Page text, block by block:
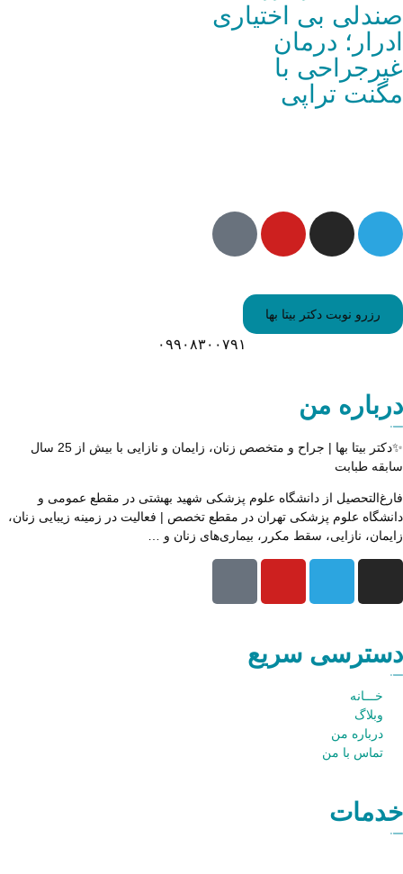
بی اختیاری
درمان
با
تراپی
رزرو نوبت دکتر بیتا بها
۰۹۹۰۸۳۰۰۷۹۱
من
بیتا بها |
جراح و متخصص زنان، زایمان و نازایی با بیش از 25 سال
طبابت
از دانشگاه علوم پزشکی شهید بهشتی در مقطع عمومی و
علوم پزشکی تهران در مقطع تخصص | فعالیت در زمینه زیبایی زنان،
نازایی، سقط مکرر، بیماری‌های زنان و …
سریع
خـــانه
وبلاگ
درباره من
تماس با من